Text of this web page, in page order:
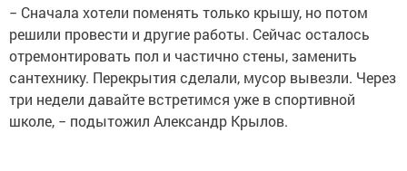
− Сначала хотели поменять только крышу, но потом
решили провести и другие работы. Сейчас осталось
отремонтировать пол и частично стены, заменить
сантехнику. Перекрытия сделали, мусор вывезли. Через
три недели давайте встретимся уже в спортивной
школе, − подытожил Александр Крылов.